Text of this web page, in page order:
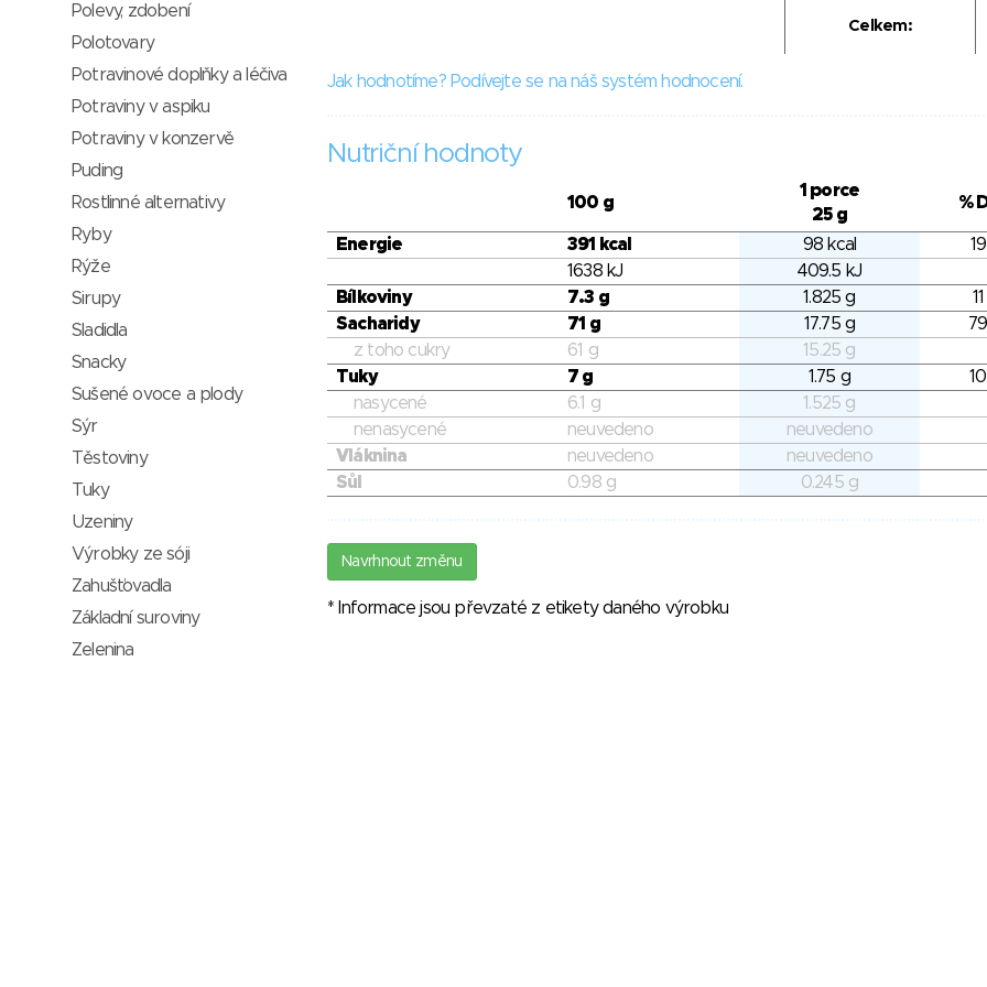
Celkem:
Jak hodnotíme? Podívejte se na náš systém hodnocení.
Nutriční hodnoty
100 g
1 porce
25 g
%
Energie 391 kcal 98 kcal
1638 kJ
409.5 kJ
Bílkoviny
7.3 g 1.825 g
Sacharidy
71 g 17.75 g
z toho cukry
61 g
15.25 g
Tuky
7 g 1.75 g
nasycené
6.1 g
1.525 g
nenasycené
neuvedeno
neuvedeno
Vláknina
neuvedeno
neuvedeno
Sůl
0.98 g 0.245 g
Navrhnout změnu
* Informace jsou převzaté z etikety daného výrobku
Polevy, zdobení
Polotovary
Potravinové doplňky a léčiva
Potraviny v aspiku
Potraviny v konzervě
Puding
Rostlinné alternativy
Ryby
Rýže
Sirupy
Sladidla
Snacky
Sušené ovoce a plody
Sýr
Těstoviny
Tuky
Uzeniny
Výrobky ze sóji
Zahušťovadla
Základní suroviny
Zelenina